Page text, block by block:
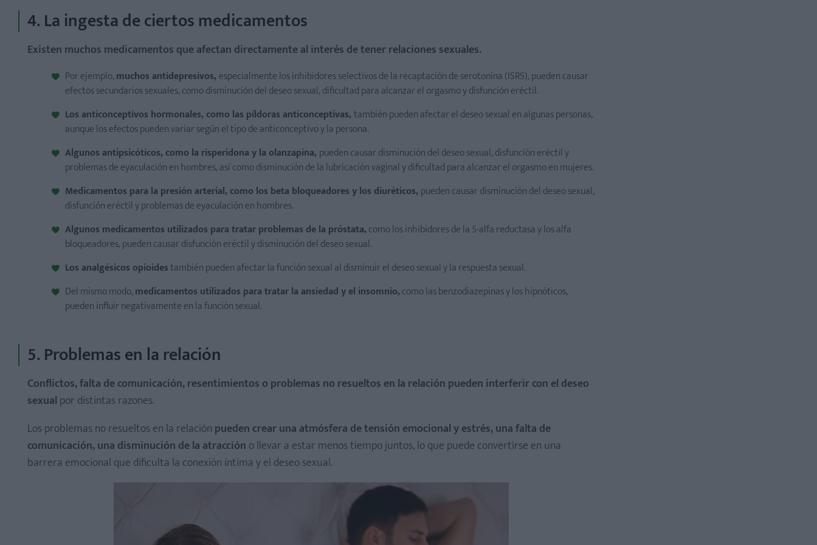
4. La ingesta de ciertos medicamentos
Existen muchos medicamentos que afectan directamente al interés de tener relaciones sexuales.
Por ejemplo,muchos antidepresivos, especialmente los inhibidores selectivos de la recaptación de serotonina (ISRS), pueden causar
efectos secundarios sexuales, como disminución del deseo sexual, dificultad para alcanzar el orgasmo y disfunción eréctil.
Los anticonceptivos hormonales, como las píldoras anticonceptivas,también pueden afectar el deseo sexual en algunas personas,
aunque los efectos pueden variar según el tipo de anticonceptivo y la persona.
Algunos antipsicóticos, como la risperidona y la olanzapina, pueden causar disminución del deseo sexual, disfunción eréctil y
problemas de eyaculación en hombres, así como disminución de la lubricación vaginal y dificultad para alcanzar el orgasmo en mujeres.
Medicamentos para la presión arterial, como los beta bloqueadores y los diuréticos, pueden causar disminución del deseo sexual,
disfunción eréctil y problemas de eyaculación en hombres.
Algunos medicamentos utilizados para tratar problemas de la próstata,como los inhibidores de la 5-alfa reductasa y los alfa
bloqueadores, pueden causar disfunción eréctil y disminución del deseo sexual.
Los analgésicos opioidestambién pueden afectar la función sexual al disminuir el deseo sexual y la respuesta sexual.
Del mismo modo,medicamentos utilizados para tratar la ansiedad y el insomnio,como las benzodiazepinas y los hipnóticos,
pueden influir negativamente en la función sexual.
5. Problemas en la relación
Conflictos, falta de comunicación, resentimientos o problemas no resueltos en la relación pueden interferir con el deseo
sexual por distintas razones.
Los problemas no resueltos en la relación pueden crear una atmósfera de tensión emocional y estrés, una falta de
comunicación, una disminución de la atracción o llevar a estar menos tiempo juntos, lo que puede convertirse en una
barrera emocional que dificulta la conexión íntima y el deseo sexual.